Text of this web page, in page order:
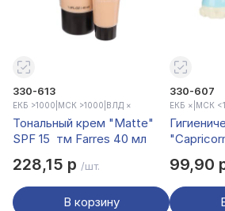
330-613
ЕКБ >1000 МСК >1000 ВЛД ×
Тональный крем "Matte"
SPF 15 тм Farres 40 мл
228,15 р /шт.
В корзину
330-607
ЕКБ × МСК
99,90